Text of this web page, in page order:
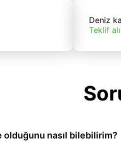
Deniz
Teklif
olduğunu nasıl bilebilirim?